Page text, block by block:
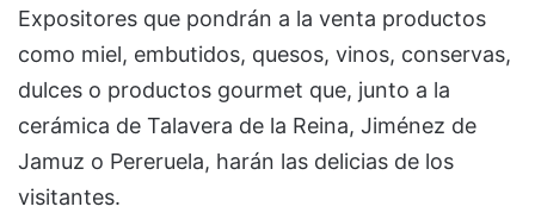
Expositores que pondrán a la venta productos
como miel, embutidos, quesos, vinos, conservas,
dulces o productos gourmet que, junto a la
cerámica de Talavera de la Reina, Jiménez de
Jamuz o Pereruela, harán las delicias de los
visitantes.